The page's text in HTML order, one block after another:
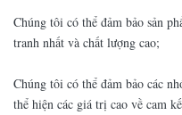
Chúng tôi có thể đảm bảo sản
tranh nhất và chất lượng cao;
Chúng tôi có thể đảm bảo các
thể hiện các giá trị cao về cam